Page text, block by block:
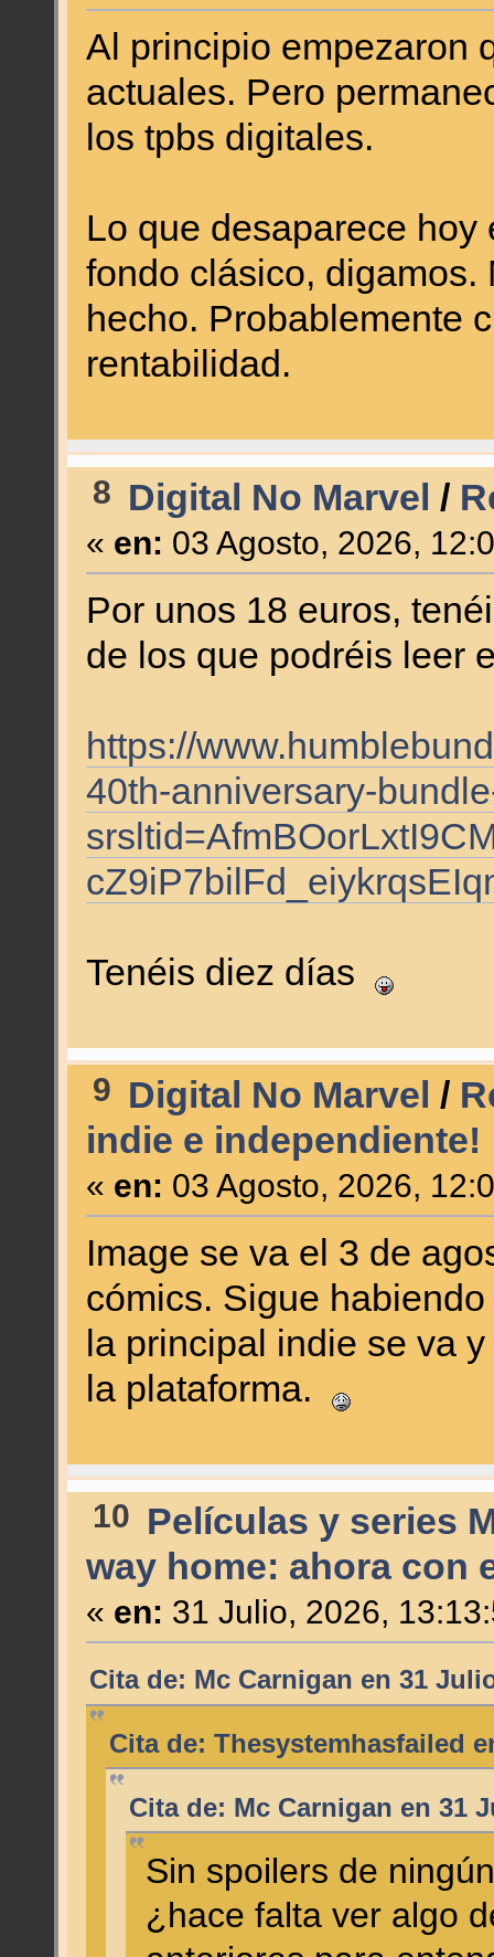
Al principio empezaron
actuales. Pero
los tpbs digitales.
Lo que desaparece
fondo clásico, digamos.
hecho. Probablemente
rentabilidad.
8 Digital No Marvel /
« en: 03 Agosto, 2026,
Por unos 18 euros,
de los que podréis leer
https://
40th-anniversary-
Tenéis diez días
9 Digital No Marvel /
indie e independiente!
« en: 03 Agosto, 2026,
Image se va el 3 de
cómics. Sigue
la principal indie se va
la plataforma.
10 Películas y series
way home: ahora con
« en: 31 Julio, 2026,
Cita de: Mc Carnigan en 31
Cita de: Thesystemhasfailed
Cita de: Mc Carnigan en 31
Sin spoilers de
¿hace falta ver algo